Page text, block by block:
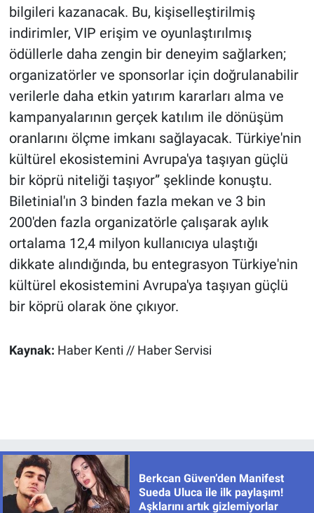
bilgileri kazanacak. Bu, kişiselleştirilmiş
indirimler, VIP erişim ve oyunlaştırılmış
ödüllerle daha zengin bir deneyim sağlarken;
organizatörler ve sponsorlar için doğrulanabilir
verilerle daha etkin yatırım kararları alma ve
kampanyalarının gerçek katılım ile dönüşüm
oranlarını ölçme imkanı sağlayacak. Türkiye'nin
kültürel ekosistemini Avrupa'ya taşıyan güçlü
bir köprü niteliği taşıyor” şeklinde konuştu.
Biletinial'ın 3 binden fazla mekan ve 3 bin
200'den fazla organizatörle çalışarak aylık
ortalama 12,4 milyon kullanıcıya ulaştığı
dikkate alındığında, bu entegrasyon Türkiye'nin
kültürel ekosistemini Avrupa'ya taşıyan güçlü
bir köprü olarak öne çıkıyor.
Kaynak: Haber Kenti // Haber Servisi
Berkcan Güven’den Manifest
Sueda Uluca ile ilk paylaşım!
Aşklarını artık gizlemiyorlar